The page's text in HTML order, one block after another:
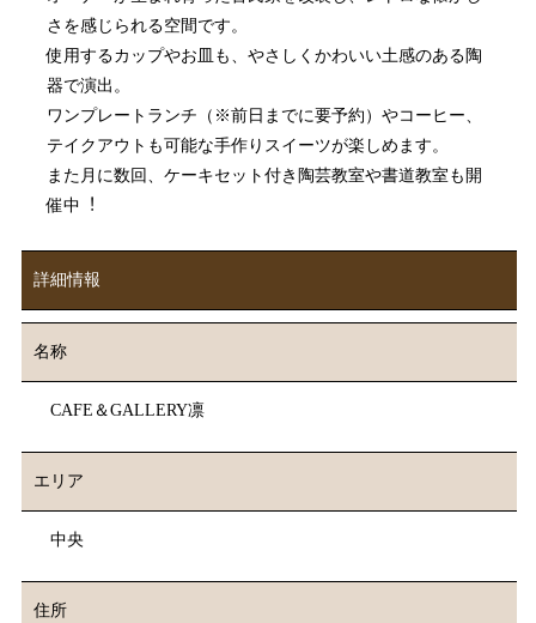
さを感じられる空間です。
使⽤するカップやお⽫も、やさしくかわいい⼟感のある陶
器で演出。
ワンプレートランチ（※前日までに要予約）やコーヒー、
テイクアウトも可能な⼿作りスイーツが楽しめます。
また⽉に数回、ケーキセット付き陶芸教室や書道教室も開
催中︕
詳細情報
名称
CAFE＆GALLERY凛
エリア
中央
住所